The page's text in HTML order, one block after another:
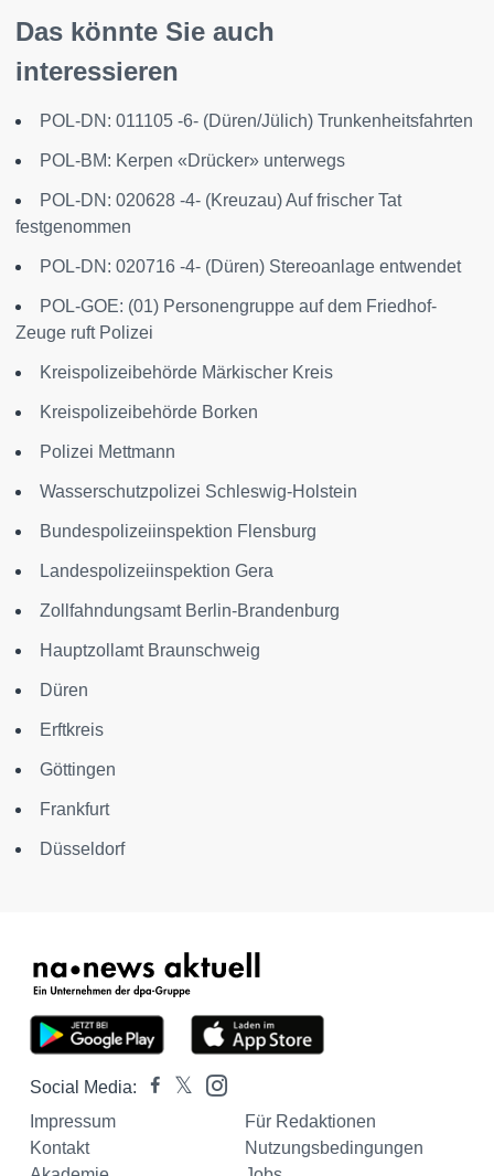
Das könnte Sie auch
interessieren
POL-DN: 011105 -6- (Düren/Jülich) Trunkenheitsfahrten
POL-BM: Kerpen «Drücker» unterwegs
POL-DN: 020628 -4- (Kreuzau) Auf frischer Tat
festgenommen
POL-DN: 020716 -4- (Düren) Stereoanlage entwendet
POL-GOE: (01) Personengruppe auf dem Friedhof-
Zeuge ruft Polizei
Kreispolizeibehörde Märkischer Kreis
Kreispolizeibehörde Borken
Polizei Mettmann
Wasserschutzpolizei Schleswig-Holstein
Bundespolizeiinspektion Flensburg
Landespolizeiinspektion Gera
Zollfahndungsamt Berlin-Brandenburg
Hauptzollamt Braunschweig
Düren
Erftkreis
Göttingen
Frankfurt
Düsseldorf
Social Media:
Impressum
Für Redaktionen
Kontakt
Nutzungsbedingungen